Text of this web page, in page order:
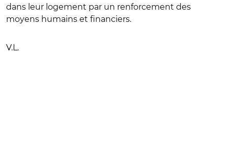
dans leur logement par un renforcement des
moyens humains et financiers.
V.L.